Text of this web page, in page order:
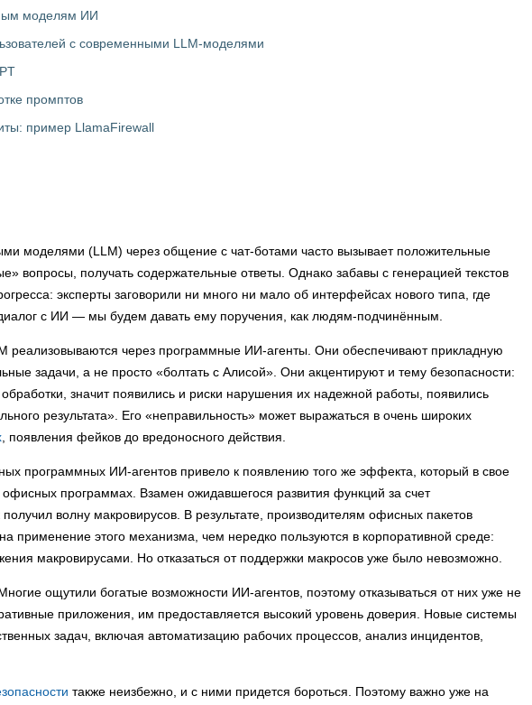
моделям ИИ
с современными LLM-моделями
промптов
пример LlamaFirewall
моделями (LLM) через общение с чат-ботами часто вызывает положительные
вопросы, получать содержательные ответы. Однако забавы с генерацией текстов
эксперты заговорили ни много ни мало об интерфейсах нового типа, где
с ИИ — мы будем давать ему поручения, как людям-подчинённым.
реализовываются через программные ИИ-агенты. Они обеспечивают прикладную
задачи, а не просто «болтать с Алисой». Они акцентируют и тему безопасности:
значит появились и риски нарушения их надежной работы, появились
результата». Его «неправильность» может выражаться в очень широких
, появления фейков до вредоносного действия.
программных ИИ-агентов привело к появлению того же эффекта, который в свое
программах. Взамен ожидавшегося развития функций за счет
волну макровирусов. В результате, производителям офисных пакетов
применение этого механизма, чем нередко пользуются в корпоративной среде:
макровирусами. Но отказаться от поддержки макросов уже было невозможно.
ощутили богатые возможности ИИ-агентов, поэтому отказываться от них уже не
приложения, им предоставляется высокий уровень доверия. Новые системы
задач, включая автоматизацию рабочих процессов, анализ инцидентов,
также неизбежно, и с ними придется бороться. Поэтому важно уже на